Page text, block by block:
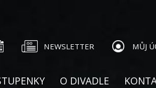
NEWSLETTER MŮJ
O DIVADLE